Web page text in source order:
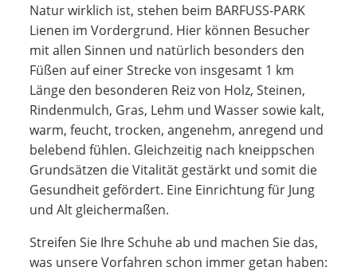
Natur wirklich ist, stehen beim BARFUSS-PARK
Lienen im Vordergrund. Hier können Besucher
mit allen Sinnen und natürlich besonders den
Füßen auf einer Strecke von insgesamt 1 km
Länge den besonderen Reiz von Holz, Steinen,
Rindenmulch, Gras, Lehm und Wasser sowie kalt,
warm, feucht, trocken, angenehm, anregend und
belebend fühlen. Gleichzeitig nach kneippschen
Grundsätzen die Vitalität gestärkt und somit die
Gesundheit gefördert. Eine Einrichtung für Jung
und Alt gleichermaßen.
Streifen Sie Ihre Schuhe ab und machen Sie das,
was unsere Vorfahren schon immer getan haben: